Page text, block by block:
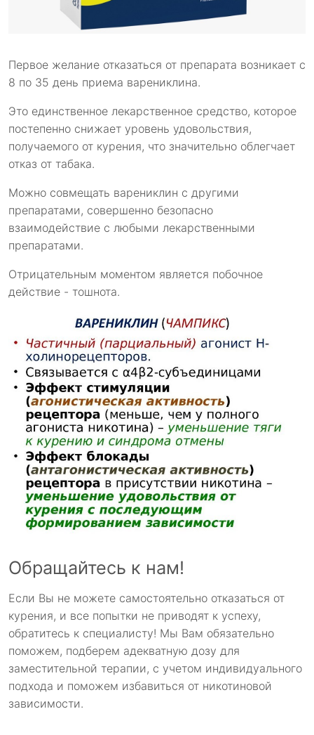
Первое желание отказаться от препарата возникает с
8 по 35 день приема варениклина.
Это единственное лекарственное средство, которое
постепенно снижает уровень удовольствия,
получаемого от курения, что значительно облегчает
отказ от табака.
Можно совмещать варениклин с другими
препаратами, совершенно безопасно
взаимодействие с любыми лекарственными
препаратами.
Отрицательным моментом является побочное
действие - тошнота.
Обращайтесь к нам!
Если Вы не можете самостоятельно отказаться от
курения, и все попытки не приводят к успеху,
обратитесь к специалисту! Мы Вам обязательно
поможем, подберем адекватную дозу для
заместительной терапии, с учетом индивидуального
подхода и поможем избавиться от никотиновой
зависимости.